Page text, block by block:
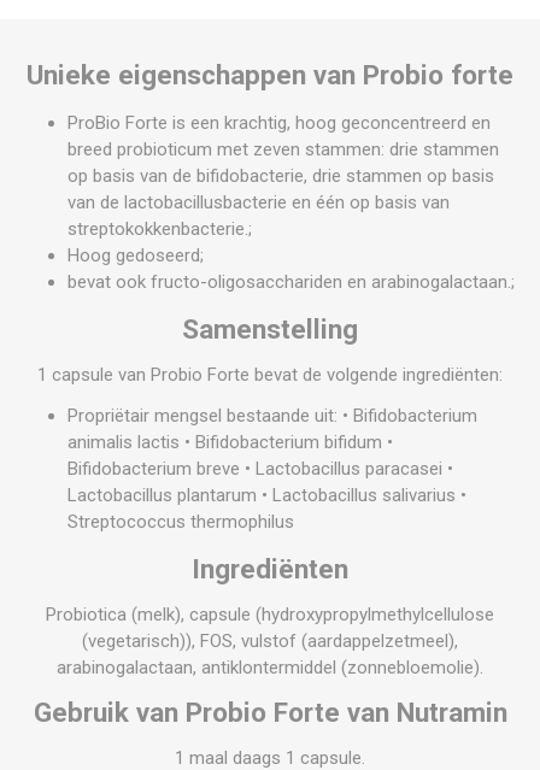
Unieke eigenschappen van Probio forte
ProBio Forte is een krachtig, hoog geconcentreerd en
breed probioticum met zeven stammen: drie stammen
op basis van de bifidobacterie, drie stammen op basis
van de lactobacillusbacterie en één op basis van
streptokokkenbacterie.;
Hoog gedoseerd;
bevat ook fructo-oligosacchariden en arabinogalactaan.;
Samenstelling
1 capsule van Probio Forte bevat de volgende ingrediënten:
Propriëtair mengsel bestaande uit: • Bifidobacterium
animalis lactis • Bifidobacterium bifidum •
Bifidobacterium breve • Lactobacillus paracasei •
Lactobacillus plantarum • Lactobacillus salivarius •
Streptococcus thermophilus
Ingrediënten
Probiotica (melk), capsule (hydroxypropylmethylcellulose
(vegetarisch)), FOS, vulstof (aardappelzetmeel),
arabinogalactaan, antiklontermiddel (zonnebloemolie).
Gebruik van Probio Forte van Nutramin
1 maal daags 1 capsule.